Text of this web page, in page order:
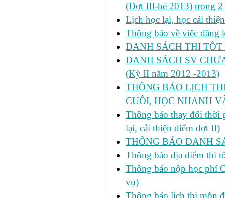
(Đợt III-hè 2013) trong
Lịch học lại, học cải
Thông báo về việc
DANH SÁCH THI
DANH SÁCH SV
(Kỳ II năm 2012 -2013)
THÔNG BÁO LỊCH
CUỐI, HỌC NHANH
Thông báo thay đổi thời
lại, cải thiện điểm đợt II)
THÔNG BÁO DANH
Thông báo địa điểm thi
Thông báo nộp học phí
vụ)
Thông báo lịch thi môn